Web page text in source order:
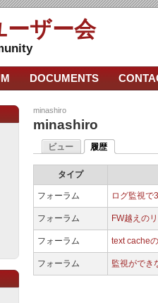
ーザー会
minashiro
minashiro
ビュー 履歴
タイプ
フォーラム ログ監視で
フォーラム FW越えの
フォーラム text cache
フォーラム 監視ができ
DOCUMENTS